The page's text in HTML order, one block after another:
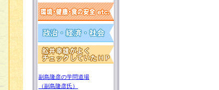
副島隆彦の学問道場
（副島隆彦氏）